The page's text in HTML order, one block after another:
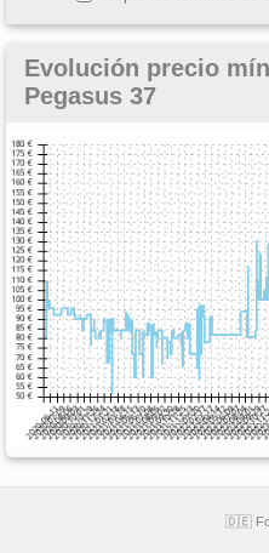
Evolución precio
Pegasus 37
🇩🇪